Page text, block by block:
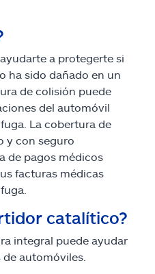
a protegerte si
ha sido dañado en un
de colisión puede
del automóvil
La cobertura de
y con seguro
de pagos médicos
facturas médicas
catalítico?
integral puede ayudar
automóviles.